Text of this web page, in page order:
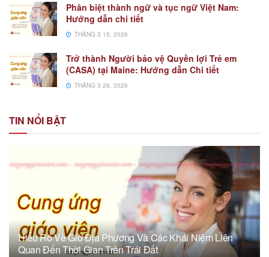
Phân biệt thành ngữ và tục ngữ Việt Nam:
Hướng dẫn chi tiết
THÁNG 3 15, 2026
Trở thành Người bảo vệ Quyền lợi Trẻ em
(CASA) tại Maine: Hướng dẫn Chi tiết
THÁNG 3 28, 2026
TIN NỔI BẬT
Hiểu Rõ Về Giờ Địa Phương Và Các Khái Niệm Liên
Quan Đến Thời Gian Trên Trái Đất